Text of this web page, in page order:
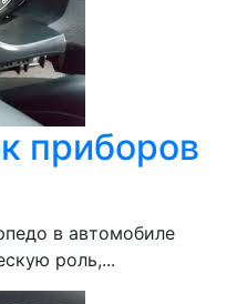
приборов
в автомобиле
роль,...